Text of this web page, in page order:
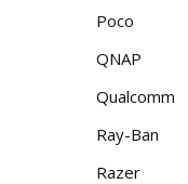
Poco
QNAP
Qualcomm
Ray-Ban
Razer